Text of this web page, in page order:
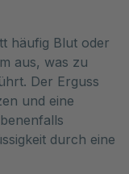
häufig Blut oder
aus, was zu
Der Erguss
und eine
durch eine